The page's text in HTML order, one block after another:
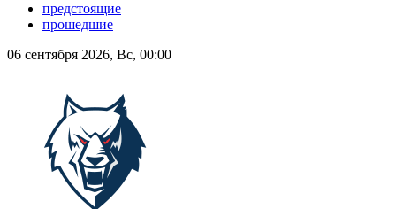
предстоящие
прошедшие
06 сентября 2026, Вс, 00:00